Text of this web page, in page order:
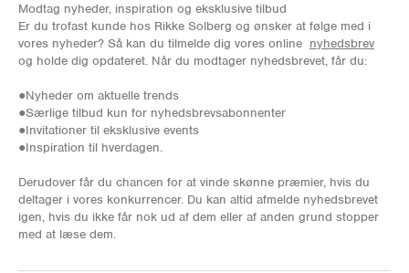
Modtag nyheder, inspiration og eksklusive tilbud
Er du trofast kunde hos Rikke Solberg og ønsker at følge med i
vores nyheder? Så kan du tilmelde dig vores online nyhedsbrev
og holde dig opdateret. Når du modtager nyhedsbrevet, får du:
●Nyheder om aktuelle trends
●Særlige tilbud kun for nyhedsbrevsabonnenter
●Invitationer til eksklusive events
●Inspiration til hverdagen.
Derudover får du chancen for at vinde skønne præmier, hvis du
deltager i vores konkurrencer. Du kan altid afmelde nyhedsbrevet
igen, hvis du ikke får nok ud af dem eller af anden grund stopper
med at læse dem.